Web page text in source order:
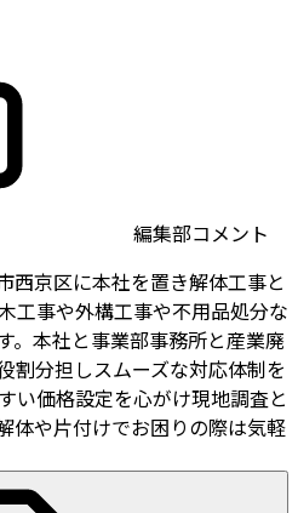
編集部コメント
西京区に本社を置き解体工事と
工事や外構工事や不用品処分な
。本社と事業部事務所と産業廃
割分担しスムーズな対応体制を
い価格設定を心がけ現地調査と
体や片付けでお困りの際は気軽